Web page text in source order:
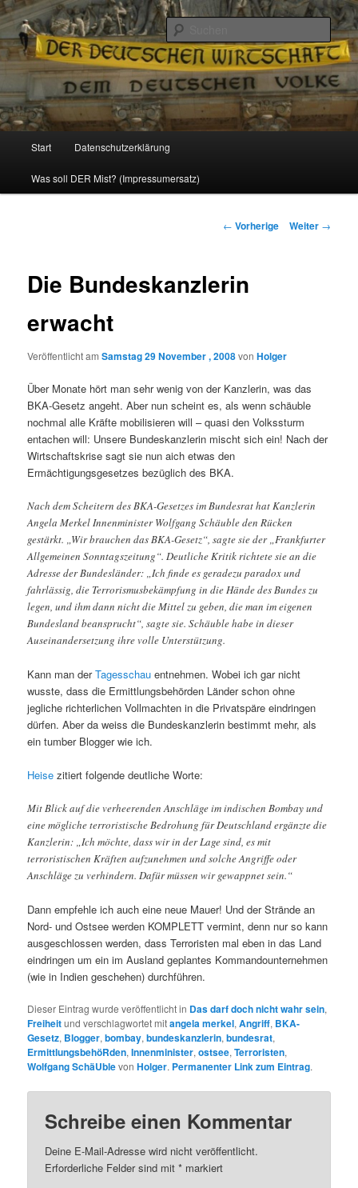
Reizzentrum
Politik, Wirtschaft, Soziales und Gesellschaft
Zum
Inhalt
Start Datenschutzerklärung
Was soll DER Mist? (Impressumersatz)
Beitrags-
← Vorherige Weiter →
Die Bundeskanzlerin
erwacht
Veröffentlicht amSamstag 29 November , 2008vonHolger
Über Monate hört man sehr wenig von der Kanzlerin, was das
BKA-Gesetz angeht. Aber nun scheint es, als wenn schäuble
nochmal alle Kräfte mobilisieren will – quasi den Volkssturm
entachen will: Unsere Bundeskanzlerin mischt sich ein! Nach der
Wirtschaftskrise sagt sie nun aich etwas den
Ermächtigungsgesetzes bezüglich des BKA.
Nach dem Scheitern des BKA-Gesetzes im Bundesrat hat Kanzlerin
Angela Merkel Innenminister Wolfgang Schäuble den Rücken
gestärkt. „Wir brauchen das BKA-Gesetz“, sagte sie der „Frankfurter
Allgemeinen Sonntagszeitung“. Deutliche Kritik richtete sie an die
Adresse der Bundesländer: „Ich finde es geradezu paradox und
fahrlässig, die Terrorismusbekämpfung in die Hände des Bundes zu
legen, und ihm dann nicht die Mittel zu geben, die man im eigenen
Bundesland beansprucht“, sagte sie. Schäuble habe in dieser
Auseinandersetzung ihre volle Unterstützung.
Kann man derTagesschau entnehmen. Wobei ich gar nicht
wusste, dass die Ermittlungsbehörden Länder schon ohne
jegliche richterlichen Vollmachten in die Privatspäre eindringen
dürfen. Aber da weiss die Bundeskanzlerin bestimmt mehr, als
ein tumber Blogger wie ich.
Heisezitiert folgende deutliche Worte:
Mit Blick auf die verheerenden Anschläge im indischen Bombay und
eine mögliche terroristische Bedrohung für Deutschland ergänzte die
Kanzlerin: „Ich möchte, dass wir in der Lage sind, es mit
terroristischen Kräften aufzunehmen und solche Angriffe oder
Anschläge zu verhindern. Dafür müssen wir gewappnet sein.“
Dann empfehle ich auch eine neue Mauer! Und der Strände an
Nord- und Ostsee werden KOMPLETT vermint, denn nur so kann
ausgeschlossen werden, dass Terroristen mal eben in das Land
eindringen um ein im Ausland geplantes Kommandounternehmen
(wie in Indien geschehen) durchführen.
Dieser Eintrag wurde veröffentlicht in Das darf doch nicht wahr sein,
Freiheitund verschlagwortet mitangela merkel,Angriff, BKA-
Gesetz, Blogger,bombay,bundeskanzlerin,bundesrat,
ErmittlungsbehöRden,Innenminister,ostsee,Terroristen,
Wolfgang SchäUblevonHolger. Permanenter Link zum Eintrag.
Schreibe einen Kommentar
Deine E-Mail-Adresse wird nicht veröffentlicht.
Erforderliche Felder sind mit* markiert